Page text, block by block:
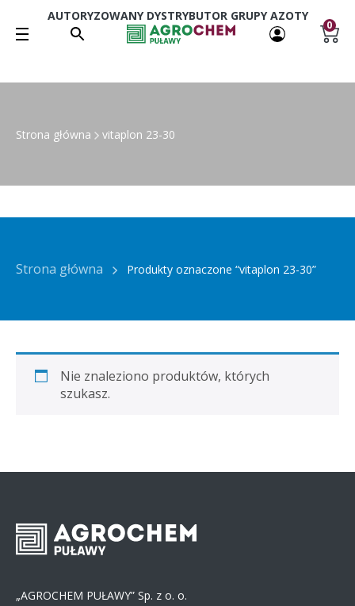
AUTORYZOWANY DYSTRYBUTOR GRUPY AZOTY
0
Strona główna vitaplon 23-30
Strona główna Produkty oznaczone “vitaplon 23-30”
Nie znaleziono produktów, których
szukasz.
„AGROCHEM PUŁAWY” Sp. z o. o.